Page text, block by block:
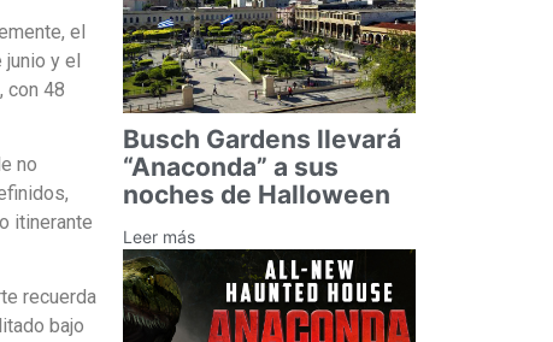
el
y el
con 48
no
itinerante
recuerda
bajo
Busch Gardens llevará
“Anaconda” a sus
noches de Halloween
Leer más